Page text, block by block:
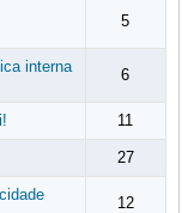
5
interna
6
11
27
12